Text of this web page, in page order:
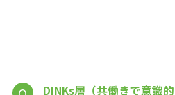
DINKs層（共働きで意識